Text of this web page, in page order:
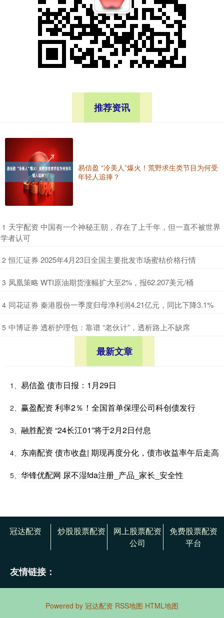
推荐资讯
易信盈 “冷美人”爆火！荒野求生类节目为何受
年轻人追捧？
1 ​天宇配资 中国有一个神秘王朝，存在了上千年，但一直不被世界
学者认可
2 ​恒汇证券 2025年4月23日全国主要批发市场蜜桔价格行情
3 ​凤凰策略 WTI原油期货涨幅扩大至2%，报62.207美元/桶
4 ​同花证券 秦港股份一季度归母净利润4.21亿元，同比下降3.1%
5 ​中博证券 透析护理包：靠谱 “老伙计”，透析路上不缺席
最新文章
1、 易信盈 债市日报：1月29日
2、 赢盈配资 利率2％！全国首单保理公司科创债发行
3、 融胜配资 “24长江01”将于2月2日付息
4、 东南配资 债市收盘| 期现再度分化，债市收益率午后走高
5、 华锋优配网 尿不湿fda注册_产品_家长_安全性
冠达配资 炒股股票配资
网上股票配资
公司
免费股票配资
平台
友情链接：
Powered by 冠达配资 RSS地图 HTML地图